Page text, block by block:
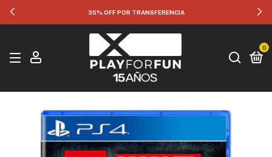
35% OFF POR TRANSFERENCIA
0